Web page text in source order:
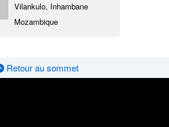
Vilankulo, Inhambane
Mozambique
Retour au sommet